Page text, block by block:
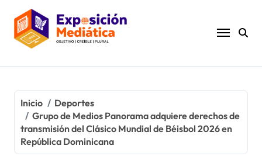
contenido
Inicio
Deportes
Grupo de Medios Panorama adquiere derechos de
transmisión del Clásico Mundial de Béisbol 2026 en
República Dominicana